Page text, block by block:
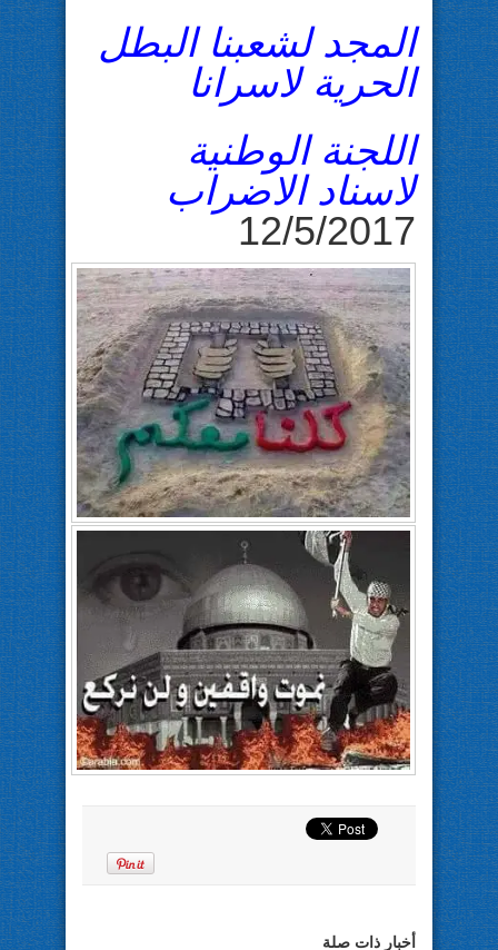
المجد لشعبنا البطل
الحرية لاسرانا
اللجنة الوطنية
لاسناد الاضراب
12/5/2017
أخبار ذات صلة